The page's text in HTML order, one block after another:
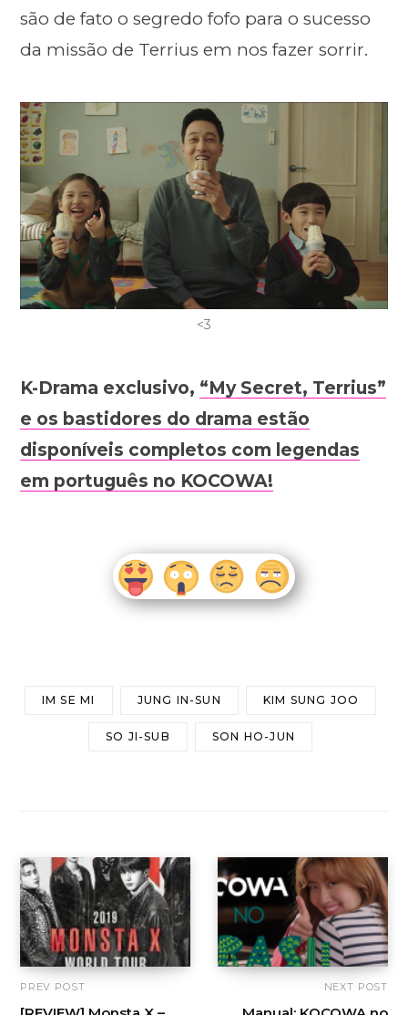
são de fato o segredo fofo para o sucesso
da missão de Terrius em nos fazer sorrir.
<3
K-Drama exclusivo, “My Secret, Terrius”
e os bastidores do drama estão
disponíveis completos com legendas
em português no KOCOWA!
IM SE MI JUNG IN-SUN KIM SUNG JOO
SO JI-SUB SON HO-JUN
PREV POST NEXT POST